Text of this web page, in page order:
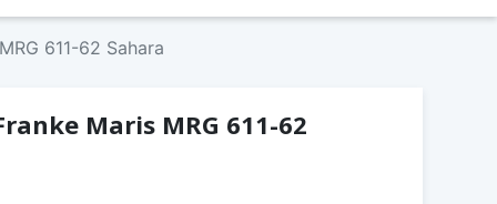
611-62 Sahara
Maris MRG 611-62